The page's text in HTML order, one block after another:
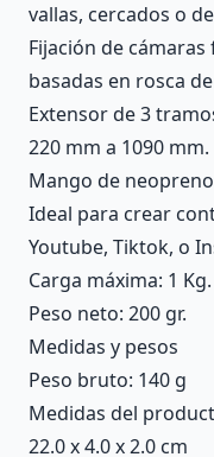
vallas, cercados o
Fijación de
basadas en rosca
Extensor de 3
220 mm a 1090 mm.
Mango de
Ideal para crear
Youtube, Tiktok, o
Carga máxima: 1 Kg.
Peso neto: 200 gr.
Medidas y pesos
Peso bruto: 140 g
Medidas del
22.0 x 4.0 x 2.0 cm